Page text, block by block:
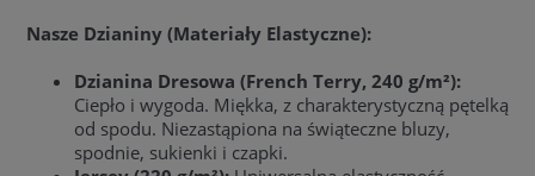
Nasze Dzianiny (Materiały Elastyczne):
Dzianina Dresowa (French Terry, 240 g/m²):
Ciepło i wygoda. Miękka, z charakterystyczną pętelką
od spodu. Niezastąpiona na świąteczne bluzy,
spodnie, sukienki i czapki.